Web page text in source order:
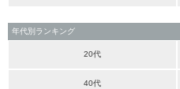
年代別ランキング
20代
40代